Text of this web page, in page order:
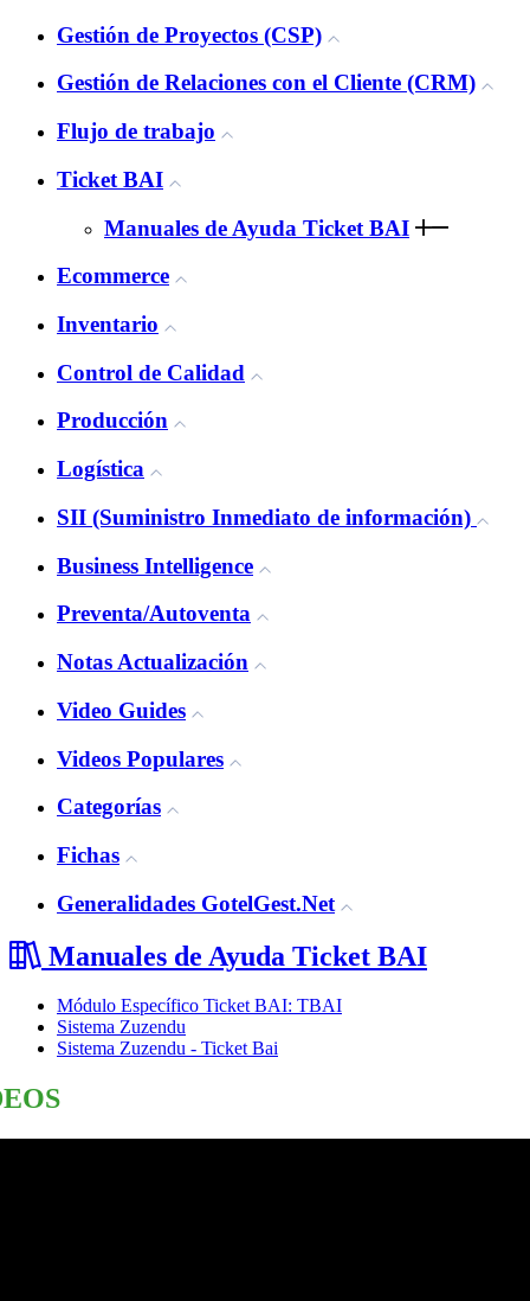
Gestión de Proyectos (CSP)
Gestión de Relaciones con el Cliente (CRM)
Flujo de trabajo
Ticket BAI
Manuales de Ayuda Ticket BAI
Ecommerce
Inventario
Control de Calidad
Producción
Logística
SII (Suministro Inmediato de información)
Business Intelligence
Preventa/Autoventa
Notas Actualización
Video Guides
Videos Populares
Categorías
Fichas
Generalidades GotelGest.Net
Manuales de Ayuda Ticket BAI
Módulo Específico Ticket BAI: TBAI
Sistema Zuzendu
Sistema Zuzendu - Ticket Bai